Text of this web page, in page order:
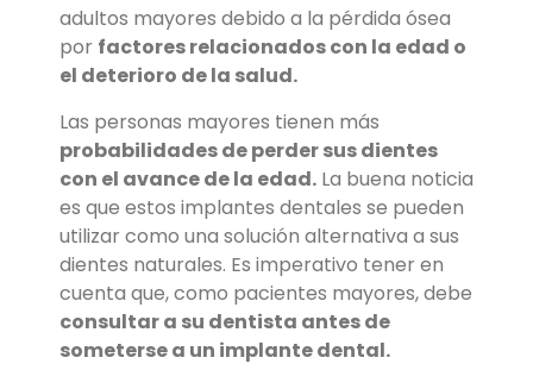
adultos mayores debido a la pérdida ósea
por factores relacionados con la edad o
el deterioro de la salud.
Las personas mayores tienen más
probabilidades de perder sus dientes
con el avance de la edad. La buena noticia
es que estos implantes dentales se pueden
utilizar como una solución alternativa a sus
dientes naturales. Es imperativo tener en
cuenta que, como pacientes mayores, debe
consultar a su dentista antes de
someterse a un implante dental.